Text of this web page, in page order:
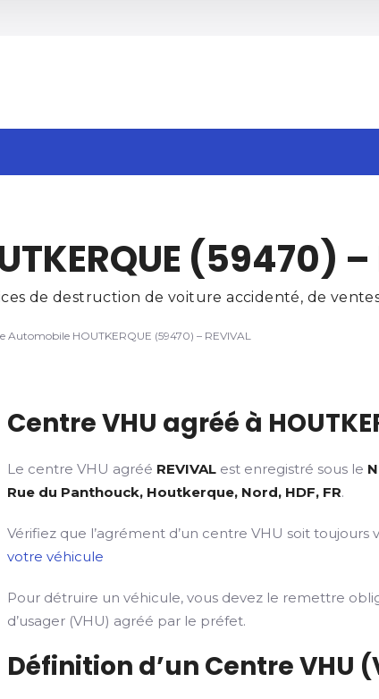
(59470) –
de destruction de voiture accidenté, de
Automobile HOUTKERQUE (59470) – REVIVAL
Centre VHU agréé à
Le centre VHU agréé REVIVAL est enregistré sous le
Rue du Panthouck, Houtkerque, Nord, HDF, FR.
Vérifiez que l’agrément d’un centre VHU soit toujours
votre véhicule
Pour détruire un véhicule, vous devez le remettre
d’usager (VHU) agréé par le préfet.
Définition d’un Centre VHU